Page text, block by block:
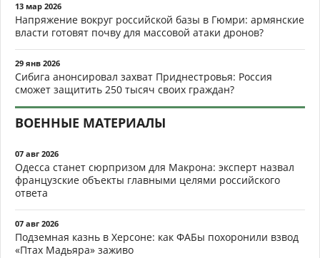
13 мар 2026
Напряжение вокруг российской базы в Гюмри: армянские
власти готовят почву для массовой атаки дронов?
29 янв 2026
Сибига анонсировал захват Приднестровья: Россия
сможет защитить 250 тысяч своих граждан?
ВОЕННЫЕ МАТЕРИАЛЫ
07 авг 2026
Одесса станет сюрпризом для Макрона: эксперт назвал
французские объекты главными целями российского
ответа
07 авг 2026
Подземная казнь в Херсоне: как ФАБы похоронили взвод
«Птах Мадьяра» заживо